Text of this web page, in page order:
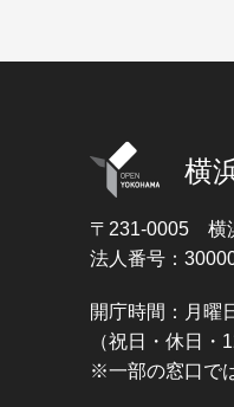
横
〒231-0005 横
法人番号：
開庁時間：月曜
（祝日・休日・
※一部の窓口で